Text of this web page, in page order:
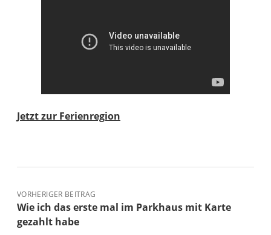
Jetzt zur Ferienregion
VORHERIGER BEITRAG
Wie ich das erste mal im Parkhaus mit Karte
gezahlt habe